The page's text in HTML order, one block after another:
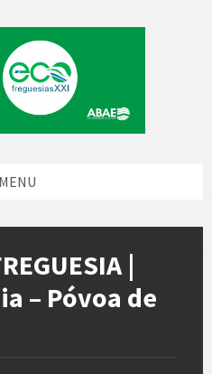
MENU
|
– Póvoa de